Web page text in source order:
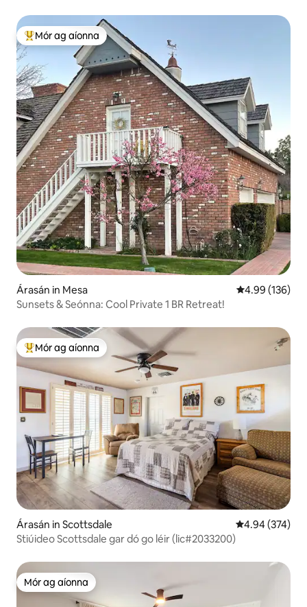
An-mhór ag aíonna
Mór ag aíonna
Árasán in Mesa Meánrátáil
4.99 (136)
Sunsets & Seónna: Cool Private 1 BR Retreat!
An-mhór ag aíonna
Mór ag aíonna
Árasán in Scottsdale Meánrátáil
4.94 (374)
Stiúideo Scottsdale gar dó go léir (lic#2033200)
Mór ag aíonna
Mór ag aíonna